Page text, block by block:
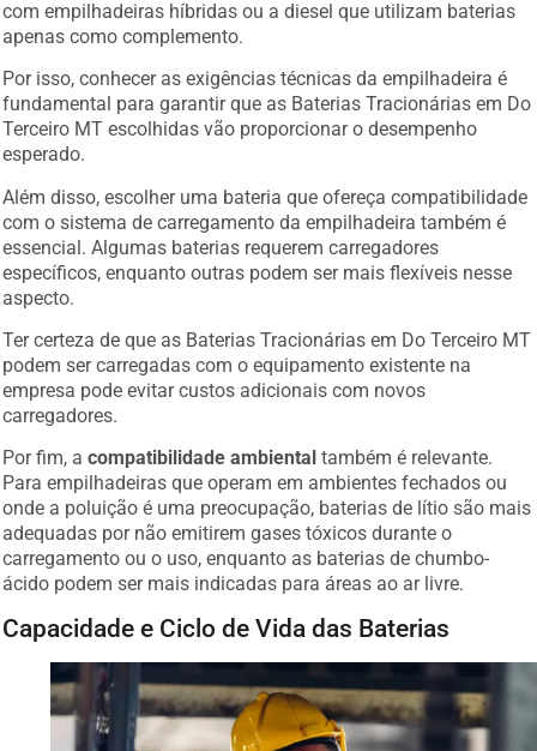
com empilhadeiras híbridas ou a diesel que utilizam baterias
apenas como complemento.
Por isso, conhecer as exigências técnicas da empilhadeira é
fundamental para garantir que as Baterias Tracionárias em Do
Terceiro MT escolhidas vão proporcionar o desempenho
esperado.
Além disso, escolher uma bateria que ofereça compatibilidade
com o sistema de carregamento da empilhadeira também é
essencial. Algumas baterias requerem carregadores
específicos, enquanto outras podem ser mais flexíveis nesse
aspecto.
Ter certeza de que as Baterias Tracionárias em Do Terceiro MT
podem ser carregadas com o equipamento existente na
empresa pode evitar custos adicionais com novos
carregadores.
Por fim, acompatibilidade ambiental também é relevante.
Para empilhadeiras que operam em ambientes fechados ou
onde a poluição é uma preocupação, baterias de lítio são mais
adequadas por não emitirem gases tóxicos durante o
carregamento ou o uso, enquanto as baterias de chumbo-
ácido podem ser mais indicadas para áreas ao ar livre.
Capacidade e Ciclo de Vida das Baterias